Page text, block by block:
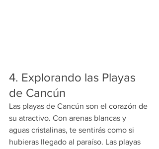
4. Explorando las Playas
de Cancún
Las playas de Cancún son el corazón de
su atractivo. Con arenas blancas y
aguas cristalinas, te sentirás como si
hubieras llegado al paraíso. Las playas